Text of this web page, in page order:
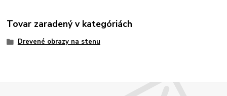
Tovar zaradený v kategóriách
Drevené obrazy na stenu